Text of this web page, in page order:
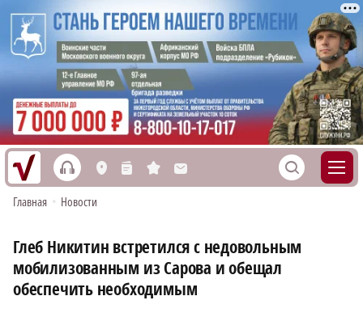
h L n s M S
Главная • Новости
Глеб Никитин встретился с недовольным
мобилизованным из Сарова и обещал
обеспечить необходимым